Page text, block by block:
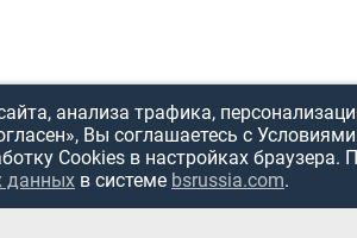
анализа трафика,
Вы соглашаетесь с
Cookies в настройках браузера.
данных в системе bsrussia.com.